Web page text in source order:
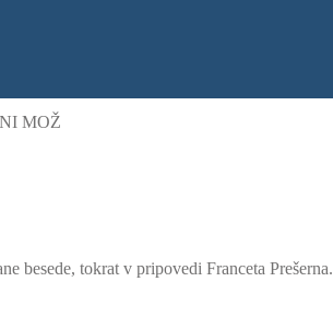
MOŽ
besede, tokrat v pripovedi Franceta Prešerna.